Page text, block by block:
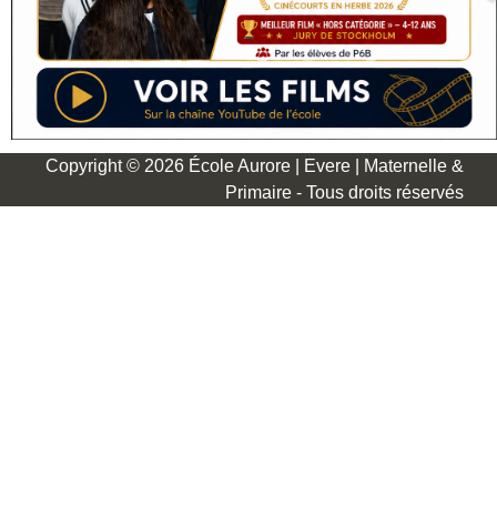
Copyright © 2026 École Aurore | Evere | Maternelle &
Primaire - Tous droits réservés